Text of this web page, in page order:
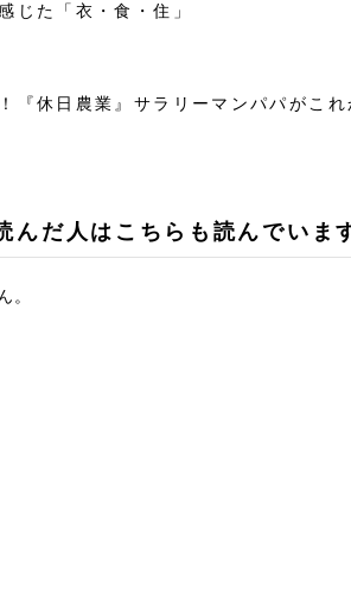
じた「衣・食・住」
『休日農業』サラリーマンパパがこ
んだ人はこちらも読んでいま
。